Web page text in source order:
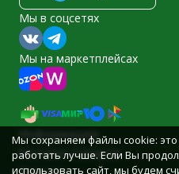
Мы в соцсетях
Мы на маркетплейсах
Информация
Каталог товаров
Мы сохраняем файлы cookie: это
работать лучше. Если Вы
использовать сайт, мы будем